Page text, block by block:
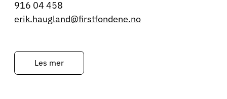
916 04 458
erik.haugland@firstfondene.no
Les mer